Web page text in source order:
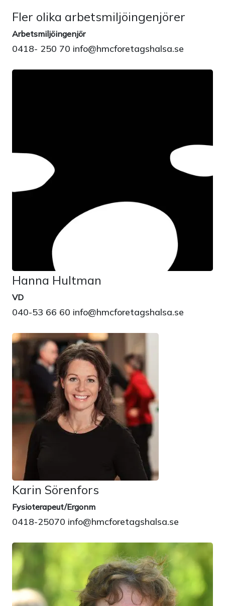
Fler olika arbetsmiljöingenjörer
Arbetsmiljöingenjör
0418- 250 70 info@hmcforetagshalsa.se
Hanna Hultman
VD
040-53 66 60 info@hmcforetagshalsa.se
Karin Sörenfors
Fysioterapeut/Ergonm
0418-25070 info@hmcforetagshalsa.se